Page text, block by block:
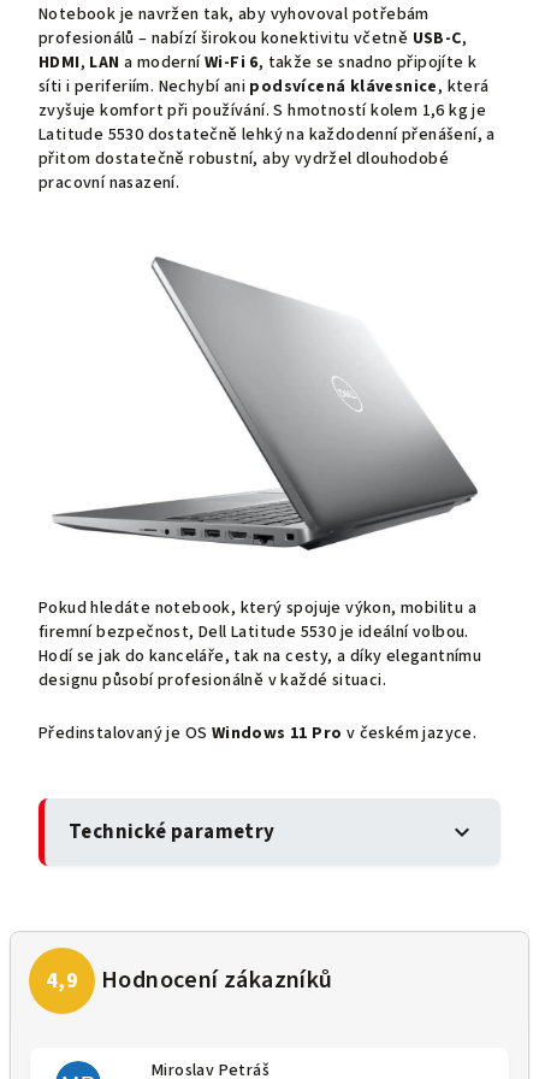
Notebook je navržen tak, aby vyhovoval potřebám
profesionálů – nabízí širokou konektivitu včetně USB‑C,
HDMI, LAN a moderníWi‑Fi 6, takže se snadno připojíte k
síti i periferiím. Nechybí ani podsvícená klávesnice, která
zvyšuje komfort při používání. S hmotností kolem 1,6 kg je
Latitude 5530 dostatečně lehký na každodenní přenášení, a
přitom dostatečně robustní, aby vydržel dlouhodobé
pracovní nasazení.
Pokud hledáte notebook, který spojuje výkon, mobilitu a
firemní bezpečnost, Dell Latitude 5530 je ideální volbou.
Hodí se jak do kanceláře, tak na cesty, a díky elegantnímu
designu působí profesionálně v každé situaci.
Předinstalovaný je OS Windows 11 Pro v českém jazyce.
Technické parametry expand_more
Miroslav Petráš